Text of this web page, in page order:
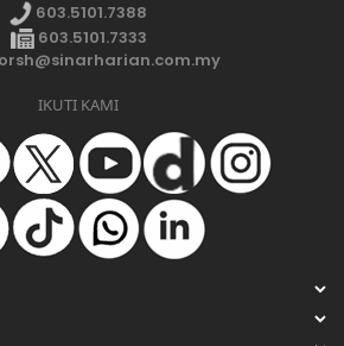
603.5101.7388
603.5101.7333
IKUTI KAMI